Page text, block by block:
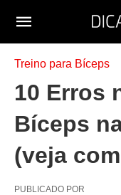
Treino para Bíceps
10 Erros
Bíceps
(veja
PUBLICADO POR